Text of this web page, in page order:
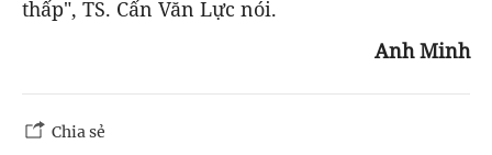
thấp", TS. Cấn Văn Lực nói.
Anh Minh
Chia sẻ